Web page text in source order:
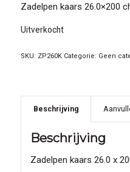
Zadelpen kaars 26.0×200
Uitverkocht
SKU: ZP260K Categorie: Geen
Beschrijving
Beschrijving
Zadelpen kaars 26.0 x